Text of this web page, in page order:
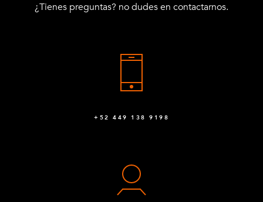
¿Tienes preguntas? no dudes en contactarnos.
+52 449 138 9198